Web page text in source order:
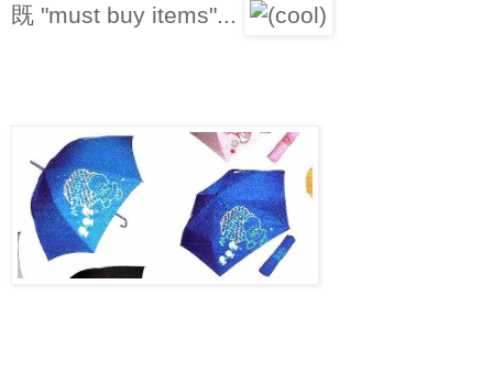
既 "must buy items"...